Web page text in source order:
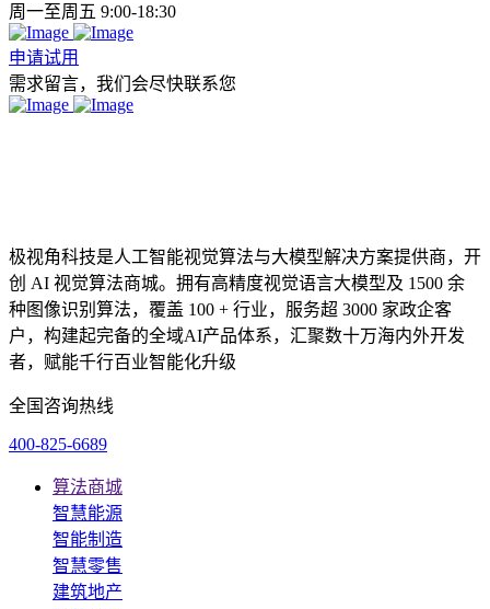
周一至周五 9:00-18:30
申请试用
需求留言，我们会尽快联系您
极视角科技是人工智能视觉算法与大模型解决方案提供商，开
创 AI 视觉算法商城。拥有高精度视觉语言大模型及 1500 余
种图像识别算法，覆盖 100 + 行业，服务超 3000 家政企客
户，构建起完备的全域AI产品体系，汇聚数十万海内外开发
者，赋能千行百业智能化升级
全国咨询热线
400-825-6689
算法商城
智慧能源
智能制造
智慧零售
建筑地产